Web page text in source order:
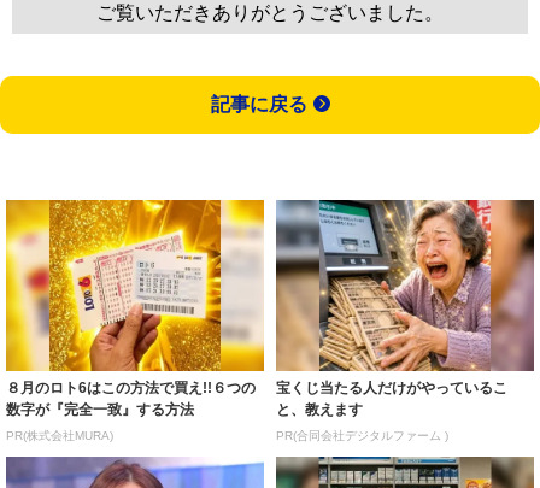
ご覧いただきありがとうございました。
記事に戻る
８月のロト6はこの方法で買え!!６つの
数字が『完全一致』する方法
PR(株式会社MURA)
宝くじ当たる人だけがやっているこ
と、教えます
PR(合同会社デジタルファーム )